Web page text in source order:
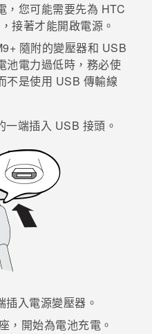
，您可能需要先為 HTC
接著才能開啟電源。
隨附的變壓器和 USB
池電力過低時，務必使
不是使用 USB 傳輸線
端插入 USB 接頭。
入電源變壓器。
，開始為電池充電。